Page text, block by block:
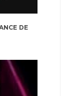
DE